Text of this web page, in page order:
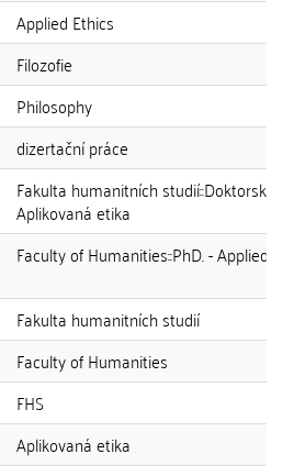
Applied Ethics
Filozofie
Philosophy
dizertační práce
Fakulta humanitních studií::Doktorský
Aplikovaná etika
Faculty of Humanities::PhD. - Applied
Fakulta humanitních studií
Faculty of Humanities
FHS
Aplikovaná etika